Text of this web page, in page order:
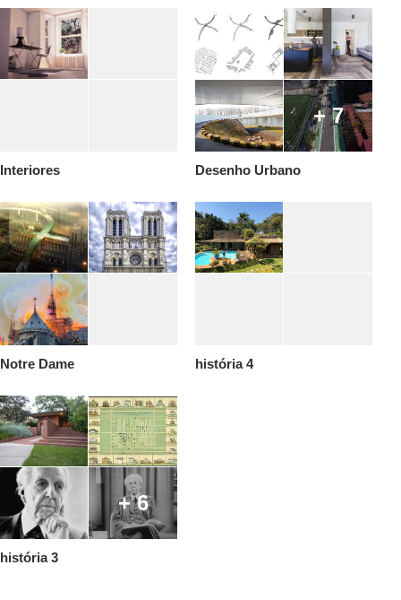
Interiores
+ 7
Desenho Urbano
Notre Dame história 4
+ 6
história 3